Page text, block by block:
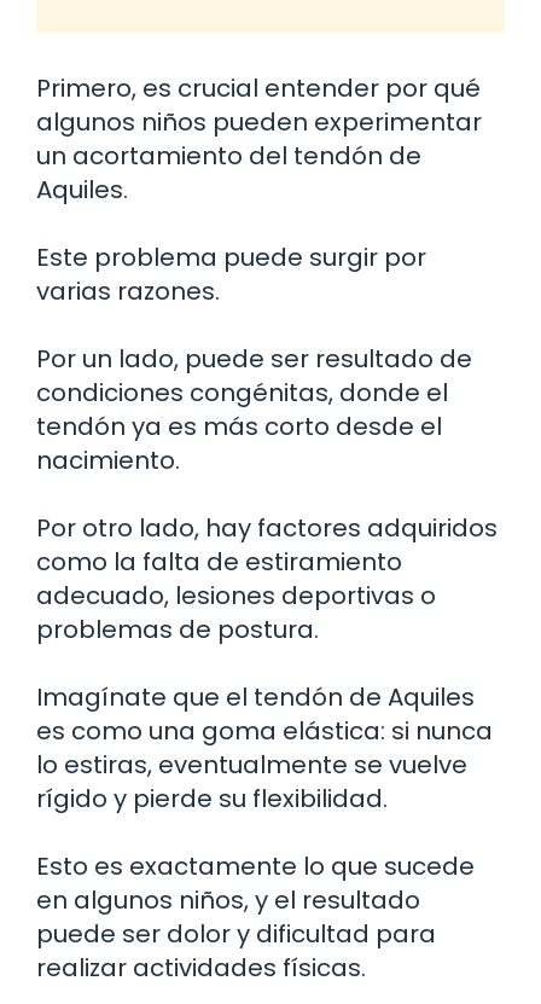
Primero, es crucial entender por qué
algunos niños pueden experimentar
un acortamiento del tendón de
Aquiles.
Este problema puede surgir por
varias razones.
Por un lado, puede ser resultado de
condiciones congénitas, donde el
tendón ya es más corto desde el
nacimiento.
Por otro lado, hay factores adquiridos
como la falta de estiramiento
adecuado, lesiones deportivas o
problemas de postura.
Imagínate que el tendón de Aquiles
es como una goma elástica: si nunca
lo estiras, eventualmente se vuelve
rígido y pierde su flexibilidad.
Esto es exactamente lo que sucede
en algunos niños, y el resultado
puede ser dolor y dificultad para
realizar actividades físicas.